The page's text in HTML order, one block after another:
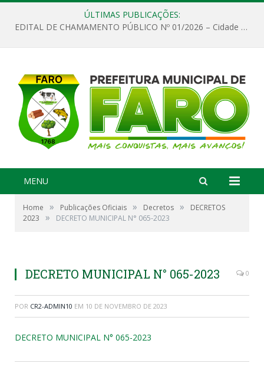
ÚLTIMAS PUBLICAÇÕES:
EDITAL DE CHAMAMENTO PÚBLICO Nº 01/2026 – Cidade de Faro
MENU
Home » Publicações Oficiais » Decretos »
DECRETOS
2023
» DECRETO MUNICIPAL N° 065-2023
DECRETO MUNICIPAL N° 065-2023 0
POR CR2-ADMIN10 EM 10 DE NOVEMBRO DE 2023
DECRETO MUNICIPAL N° 065-2023